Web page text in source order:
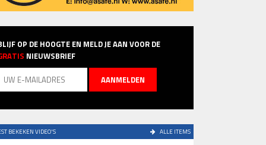
OP DE HOOGTE EN MELD JE AAN VOOR DE
NIEUWSBRIEF
BEKEKEN VIDEO'S ALLE ITEMS